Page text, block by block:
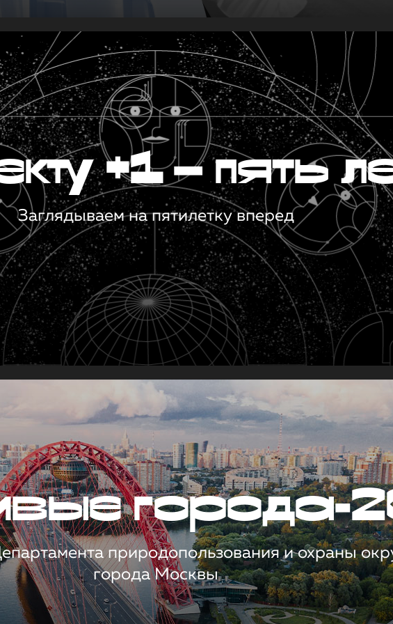
+1 — пять
Заглядываем на пятилетку вперед
города-
природопользования и охраны
города Москвы